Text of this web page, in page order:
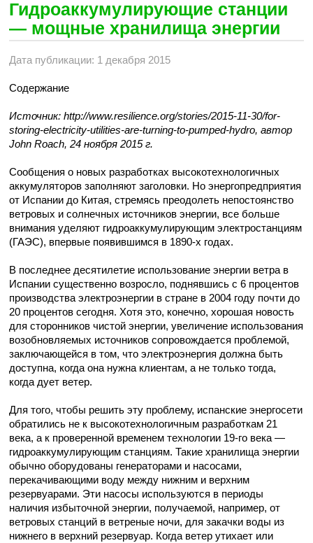
Гидроаккумулирующие станции
— мощные хранилища энергии
Дата публикации: 1 декабря 2015
Содержание
Источник: http://www.resilience.org/stories/2015-11-30/for-
storing-electricity-utilities-are-turning-to-pumped-hydro, автор
John Roach, 24 ноября 2015 г.
Сообщения о новых разработках высокотехнологичных
аккумуляторов заполняют заголовки. Но энергопредприятия
от Испании до Китая, стремясь преодолеть непостоянство
ветровых и солнечных источников энергии, все больше
внимания уделяют гидроаккумулирующим электростанциям
(ГАЭС), впервые появившимся в 1890-х годах.
В последнее десятилетие использование энергии ветра в
Испании существенно возросло, поднявшись с 6 процентов
производства электроэнергии в стране в 2004 году почти до
20 процентов сегодня. Хотя это, конечно, хорошая новость
для сторонников чистой энергии, увеличение использования
возобновляемых источников сопровождается проблемой,
заключающейся в том, что электроэнергия должна быть
доступна, когда она нужна клиентам, а не только тогда,
когда дует ветер.
Для того, чтобы решить эту проблему, испанские энергосети
обратились не к высокотехнологичным разработкам 21
века, а к проверенной временем технологии 19-го века —
гидроаккумулирующим станциям. Такие хранилища энергии
обычно оборудованы генераторами и насосами,
перекачивающими воду между нижним и верхним
резервуарами. Эти насосы используются в периоды
наличия избыточной энергии, получаемой, например, от
ветровых станций в ветреные ночи, для закачки воды из
нижнего в верхний резервуар. Когда ветер утихает или